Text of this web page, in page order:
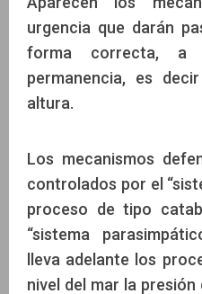
urgencia que darán
forma correcta, a
permanencia, es
altura.
Los mecanismos
controlados por el
proceso de tipo
“sistema
lleva adelante los
nivel del mar la